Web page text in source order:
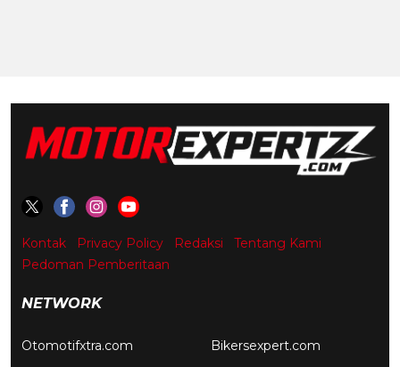
Kontak Privacy Policy Redaksi
Tentang Kami
Pedoman Pemberitaan
NETWORK
Otomotifxtra.com
Bikersexpert.com